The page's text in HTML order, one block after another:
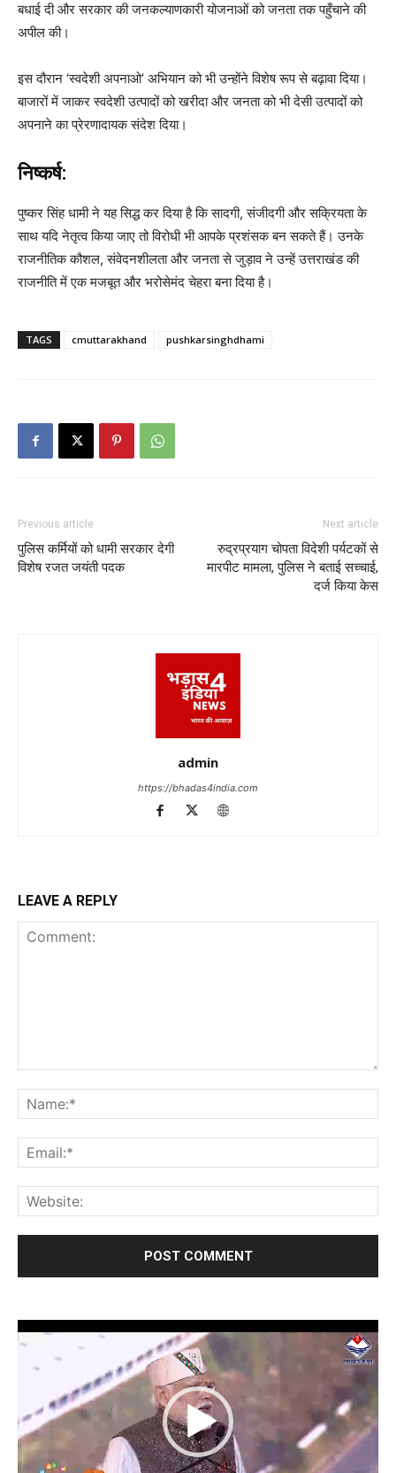
बधाई दी और सरकार की जनकल्याणकारी योजनाओं को जनता तक पहुँचाने की
अपील की।
इस दौरान ‘स्वदेशी अपनाओ’ अभियान को भी उन्होंने विशेष रूप से बढ़ावा दिया।
बाजारों में जाकर स्वदेशी उत्पादों को खरीदा और जनता को भी देसी उत्पादों को
अपनाने का प्रेरणादायक संदेश दिया।
निष्कर्ष:
पुष्कर सिंह धामी ने यह सिद्ध कर दिया है कि सादगी, संजीदगी और सक्रियता के
साथ यदि नेतृत्व किया जाए तो विरोधी भी आपके प्रशंसक बन सकते हैं। उनके
राजनीतिक कौशल, संवेदनशीलता और जनता से जुड़ाव ने उन्हें उत्तराखंड की
राजनीति में एक मजबूत और भरोसेमंद चेहरा बना दिया है।
TAGS cmuttarakhand pushkarsinghdhami
Previous article
पुलिस कर्मियों को धामी सरकार देगी
विशेष रजत जयंती पदक
Next article
रुद्रप्रयाग चोपता विदेशी पर्यटकों से
मारपीट मामला, पुलिस ने बताई सच्चाई,
दर्ज किया केस
admin
https://bhadas4india.com
LEAVE A REPLY
Video
Player